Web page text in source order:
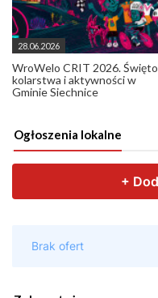
28.06.2026
WroWelo CRIT 2026. Święto
kolarstwa i aktywności w
Gminie Siechnice
Ogłoszenia lokalne